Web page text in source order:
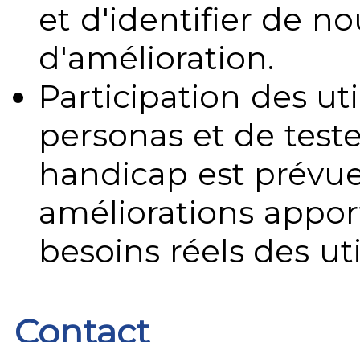
et d'identifier de
d'amélioration.
Participation des
personas et de
handicap est
améliorations
besoins réels des
Contact